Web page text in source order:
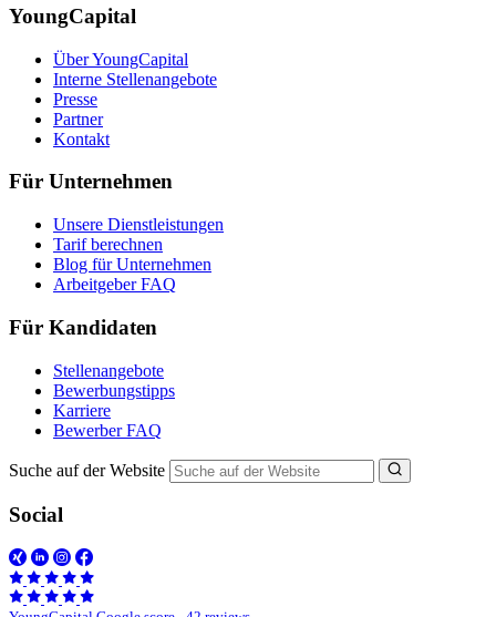
YoungCapital
Über YoungCapital
Interne Stellenangebote
Presse
Partner
Kontakt
Für Unternehmen
Unsere Dienstleistungen
Tarif berechnen
Blog für Unternehmen
Arbeitgeber FAQ
Für Kandidaten
Stellenangebote
Bewerbungstipps
Karriere
Bewerber FAQ
Suche auf der Website
Social